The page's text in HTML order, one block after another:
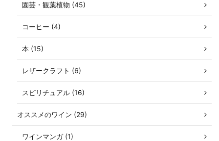
園芸・観葉植物 (45)
コーヒー (4)
本 (15)
レザークラフト (6)
スピリチュアル (16)
オススメのワイン (29)
ワインマンガ (1)